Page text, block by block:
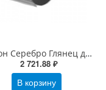
Риббон Серебро Глянец для текстильных лент 104х200х25 (ширина х длина х втулка) OUT/IN Silver
2 721.88 ₽
В корзину